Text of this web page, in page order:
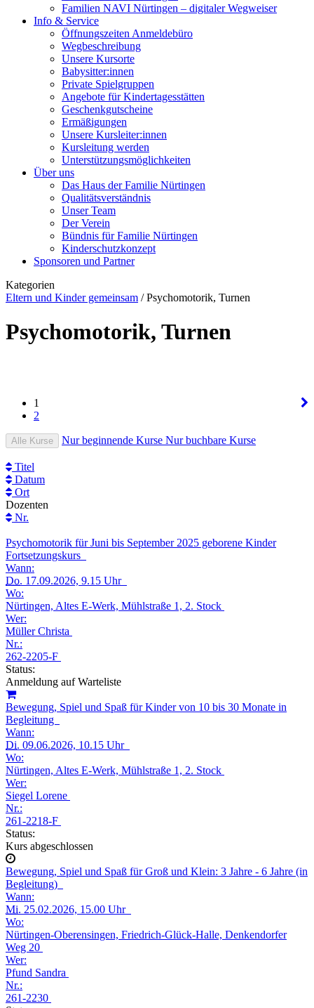
Familien NAVI Nürtingen – digitaler Wegweiser
Info & Service
Öffnungszeiten Anmeldebüro
Wegbeschreibung
Unsere Kursorte
Babysitter:innen
Private Spielgruppen
Angebote für Kindertagesstätten
Geschenkgutscheine
Ermäßigungen
Unsere Kursleiter:innen
Kursleitung werden
Unterstützungsmöglichkeiten
Über uns
Das Haus der Familie Nürtingen
Qualitätsverständnis
Unser Team
Der Verein
Bündnis für Familie Nürtingen
Kinderschutzkonzept
Sponsoren und Partner
Kategorien
Eltern und Kinder gemeinsam /Psychomotorik, Turnen
Psychomotorik, Turnen
1
2
Alle Kurse Nur beginnende Kurse Nur buchbare Kurse
Titel
Datum
Ort
Dozenten
Nr.
Psychomotorik für Juni bis September 2025 geborene Kinder
Fortsetzungskurs
Wann:
Do. 17.09.2026, 9.15 Uhr
Wo:
Nürtingen, Altes E-Werk, Mühlstraße 1, 2. Stock
Wer:
Müller Christa
Nr.:
262-2205-F
Status:
Anmeldung auf Warteliste
Bewegung, Spiel und Spaß für Kinder von 10 bis 30 Monate in
Begleitung
Wann:
Di. 09.06.2026, 10.15 Uhr
Wo:
Nürtingen, Altes E-Werk, Mühlstraße 1, 2. Stock
Wer:
Siegel Lorene
Nr.:
261-2218-F
Status:
Kurs abgeschlossen
Bewegung, Spiel und Spaß für Groß und Klein: 3 Jahre - 6 Jahre (in
Begleitung)
Wann:
Mi. 25.02.2026, 15.00 Uhr
Wo:
Nürtingen-Oberensingen, Friedrich-Glück-Halle, Denkendorfer
Weg 20
Wer:
Pfund Sandra
Nr.:
261-2230